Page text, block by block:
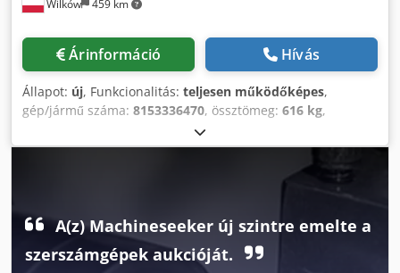
Wilków 459 km
Árinformáció Hívás
Állapot: új, Funkcionalitás: teljesen működőképes,
gép/jármű száma: 8153336470, össztömeg: 616 kg,
, nyomás (min.):
(max.):13 rúd, zajszint:67 dB, hűtés típusa:levegő,
Típuscímke elérhető, dokumentáció /
, Több mint 20 éve a sűrített
professzionális szolgáltatási szint és a cégünk által kínált, a
piacon már bevált kiváló minőségű áruk garantálják a
sikeres együttműködést Önnel. ÚJ, Atlas Copco GA37VSDs
A(z) Machineseeker új szintre emelte a
szerszámgépek aukcióját.